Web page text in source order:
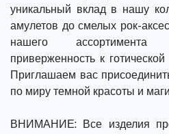
уникальный вклад в нашу
амулетов до смелых рок-
нашего ассортимента
приверженность к готической
Приглашаем вас
по миру темной красоты и
ВНИМАНИЕ: Все изделия